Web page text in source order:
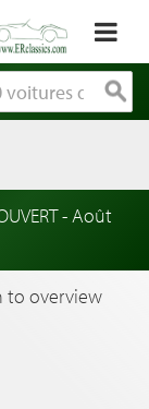
- Août
to overview